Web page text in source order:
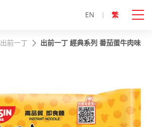
EN 繁
出前一丁 出前一丁 經典系列 番茄蛋牛肉味